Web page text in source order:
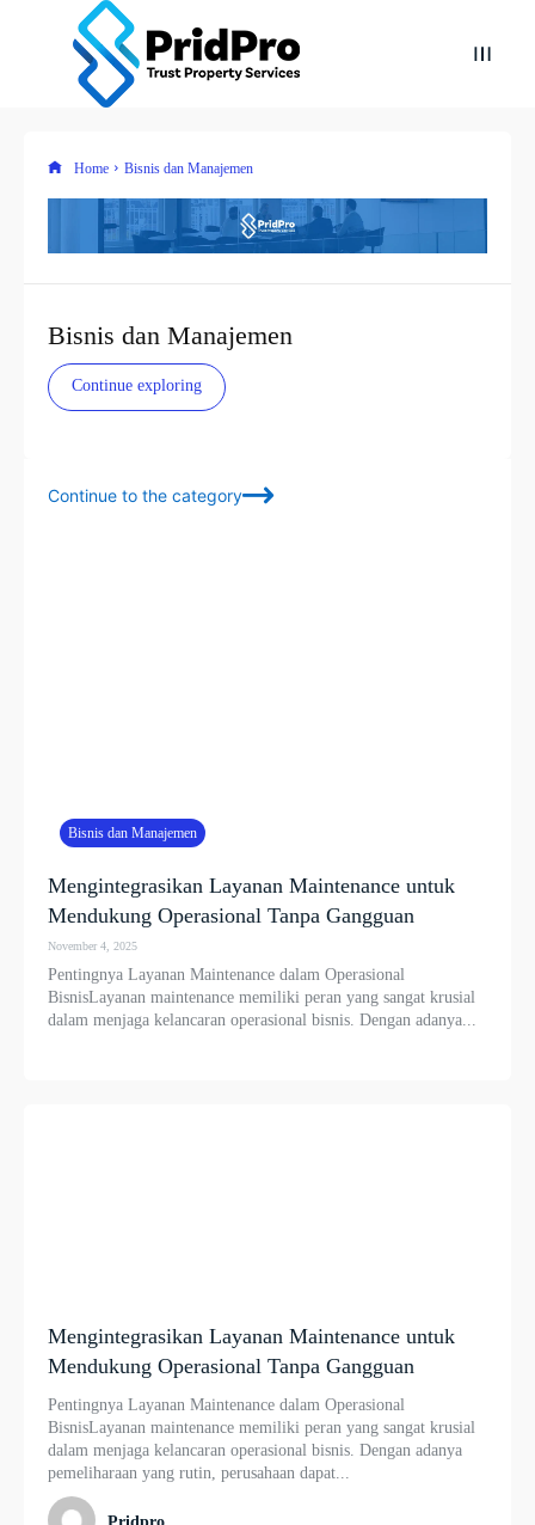
Home Bisnis dan Manajemen
Bisnis dan Manajemen
Continue exploring
Continue to the category
Bisnis dan Manajemen
Mengintegrasikan Layanan Maintenance untuk
Mendukung Operasional Tanpa Gangguan
November 4, 2025
Pentingnya Layanan Maintenance dalam Operasional
BisnisLayanan maintenance memiliki peran yang sangat krusial
dalam menjaga kelancaran operasional bisnis. Dengan adanya...
Mengintegrasikan Layanan Maintenance untuk
Mendukung Operasional Tanpa Gangguan
Pentingnya Layanan Maintenance dalam Operasional
BisnisLayanan maintenance memiliki peran yang sangat krusial
dalam menjaga kelancaran operasional bisnis. Dengan adanya
pemeliharaan yang rutin, perusahaan dapat...